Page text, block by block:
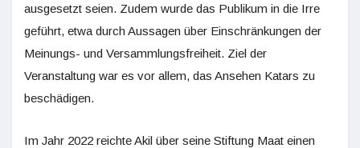
ausgesetzt seien. Zudem wurde das Publikum in die Irre
geführt, etwa durch Aussagen über Einschränkungen der
Meinungs- und Versammlungsfreiheit. Ziel der
Veranstaltung war es vor allem, das Ansehen Katars zu
beschädigen.
Im Jahr 2022 reichte Akil über seine Stiftung Maat einen